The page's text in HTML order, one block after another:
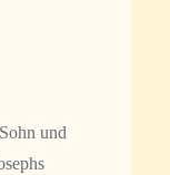
und